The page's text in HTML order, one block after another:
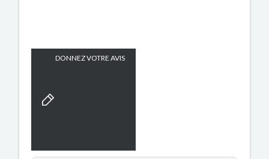
DONNEZ VOTRE AVIS